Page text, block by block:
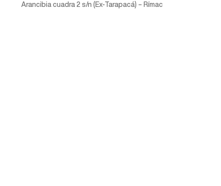
Arancibia cuadra 2 s/n (Ex-Tarapacá) – Rímac